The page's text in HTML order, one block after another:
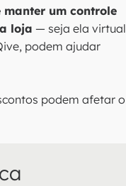
manter um controle
loja — seja ela virtual
podem ajudar
podem afetar o